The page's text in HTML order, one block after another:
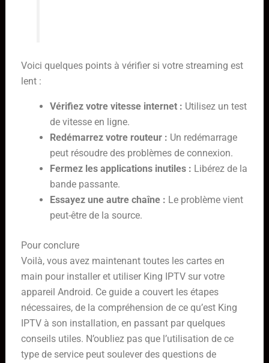
Voici quelques points à vérifier si votre streaming est
lent :
Vérifiez votre vitesse internet : Utilisez un test
de vitesse en ligne.
Redémarrez votre routeur : Un redémarrage
peut résoudre des problèmes de connexion.
Fermez les applications inutiles : Libérez de la
bande passante.
Essayez une autre chaîne : Le problème vient
peut-être de la source.
Pour conclure
Voilà, vous avez maintenant toutes les cartes en
main pour installer et utiliser King IPTV sur votre
appareil Android. Ce guide a couvert les étapes
nécessaires, de la compréhension de ce qu’est King
IPTV à son installation, en passant par quelques
conseils utiles. N’oubliez pas que l’utilisation de ce
type de service peut soulever des questions de